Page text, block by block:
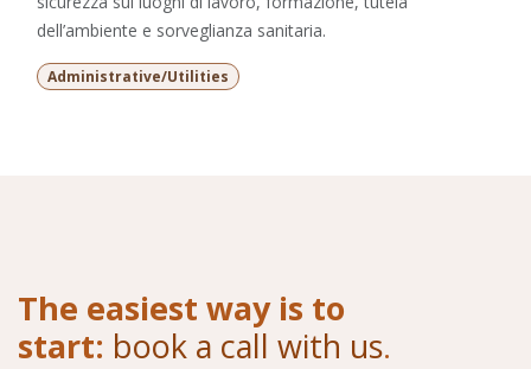
dell’ambiente e sorveglianza sanitaria.
Administrative/Utilities
The easiest way is to
start: book a call with us.